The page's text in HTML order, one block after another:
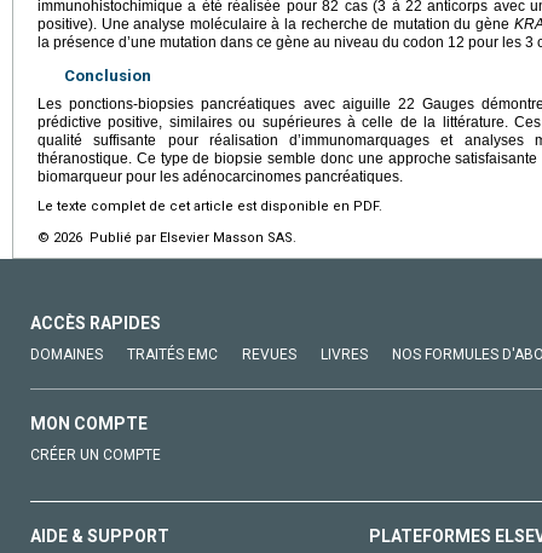
immunohistochimique a été réalisée pour 82 cas (3 à 22 anticorps avec
positive). Une analyse moléculaire à la recherche de mutation du gène
la présence d’une mutation dans ce gène au niveau du codon 12 pour les 3
Conclusion
Les ponctions-biopsies pancréatiques avec aiguille 22 Gauges
prédictive positive, similaires ou supérieures à celle de la littérature.
qualité suffisante pour réalisation d’immunomarquages et
théranostique. Ce type de biopsie semble donc une approche
biomarqueur pour les adénocarcinomes pancréatiques.
Le texte complet de cet article est disponible en PDF.
© 2026 Publié par Elsevier Masson SAS.
ACCÈS RAPIDES
DOMAINES TRAITÉS EMC REVUES LIVRES NOS FORMULES
MON COMPTE
CRÉER UN COMPTE
AIDE & SUPPORT PLATEFORMES